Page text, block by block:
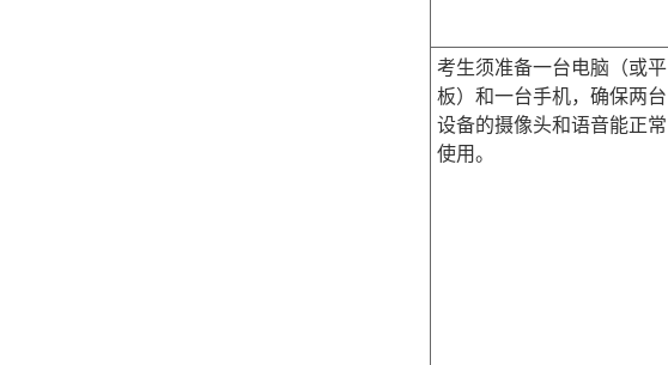
考生须准备一台电脑（或平
板）和一台手机，确保两台
设备的摄像头和语音能正常
使用。